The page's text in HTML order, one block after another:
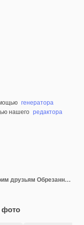
генератора
нашего редактора
Отправка текстовых сообщений своим друзьям Обрезанный снимок привлекательной молодой женщины, отправляющей текстовое сообщение во время отдыха дома
фото